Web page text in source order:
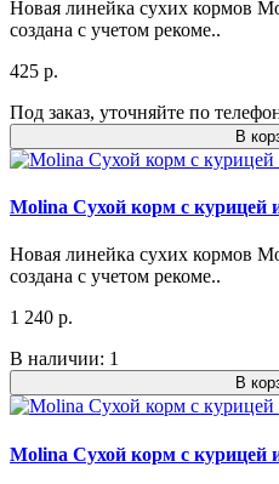
Новая линейка сухих кормов
создана с учетом рекоме..
425 р.
Под заказ, уточняйте по
В
Molina Сухой корм с курицей
Новая линейка сухих кормов
создана с учетом рекоме..
1 240 р.
В наличии: 1
В
Molina Сухой корм с курицей